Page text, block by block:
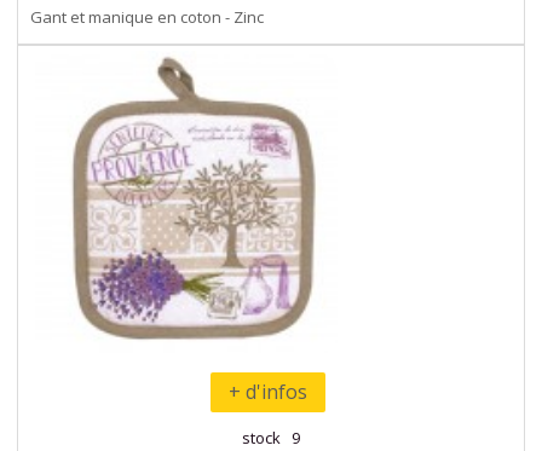
Gant et manique en coton - Zinc
+ d'infos
stock 9